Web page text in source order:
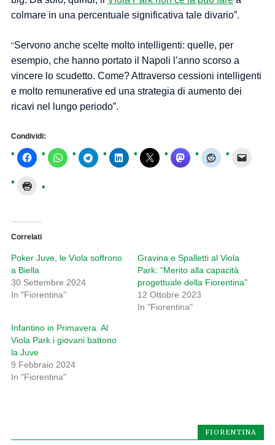
colmare in una percentuale significativa tale divario”.
“Servono anche scelte molto intelligenti: quelle, per
esempio, che hanno portato il Napoli l’anno scorso a
vincere lo scudetto. Come? Attraverso cessioni intelligenti
e molto remunerative ed una strategia di aumento dei
ricavi nel lungo periodo”.
Condividi:
Correlati
Poker Juve, le Viola soffrono
a Biella
30 Settembre 2024
In "Fiorentina"
Gravina e Spalletti al Viola
Park: “Merito alla capacità
progettuale della Fiorentina”
12 Ottobre 2023
In "Fiorentina"
Infantino in Primavera. Al
Viola Park i giovani battono
la Juve
9 Febbraio 2024
In "Fiorentina"
FIORENTINA